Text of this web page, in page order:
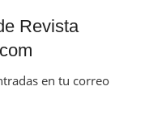
Revista
en tu correo